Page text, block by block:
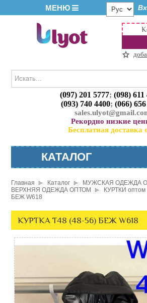
МЕНЮ
(097) 201 5777;(098) 611
(093) 740 4400;(066)
Рекордно низкие
Бесплатная доставка
КАТАЛОГ
Главная Каталог МУЖСКАЯ ОДЕЖДА
ВЕРХНЯЯ ОДЕЖДА ОПТОМ
КУРТКИ оптом
БЕЖ W618
КУРТКА T48 (48-56) БЕЖ W618